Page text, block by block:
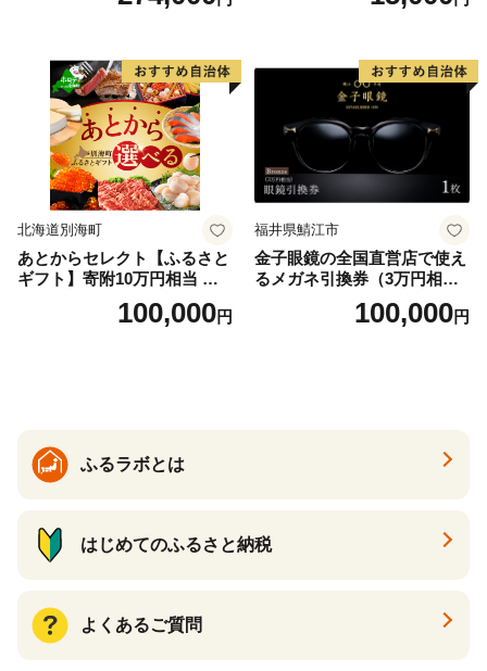
北海道別海町
あとからセレクト【ふるさと
ギフト】寄附10万円相当 あ
とから選べる！ ギフト いく
ら ほたて 海鮮 牛肉 別海町
ギフト ふるさと納税 ）
100,000円
福井県鯖江市
金子眼鏡の全国直営店で使え
るメガネ引換券（3万円相
100,000円
ふるラボとは
はじめてのふるさと納税
よくあるご質問